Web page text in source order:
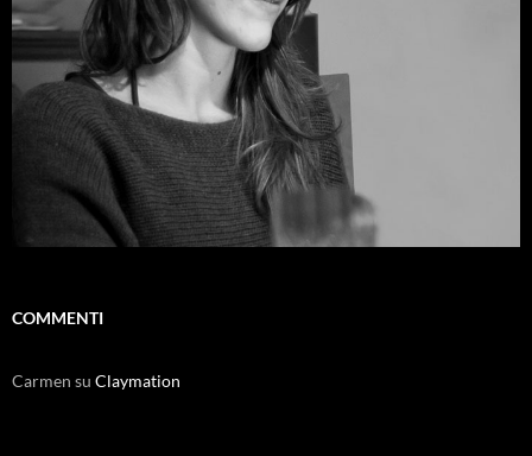
COMMENTI
Carmen su Claymation